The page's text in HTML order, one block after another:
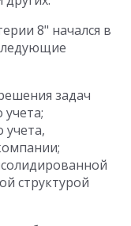
8" начался в
задач
учета;
учета,
структурой